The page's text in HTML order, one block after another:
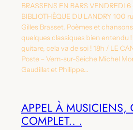
BRASSENS EN BARS VENDREDI
BIBLIOTHÈQUE DU LANDRY 100
Gilles Brasset. Poèmes et
quelques classiques bien entendu !
guitare, cela va de soi ! 18h / LE
Poste – Vern-sur-Seiche Michel
Gaudillat et Philippe…
APPEL À MUSICIENS,
COMPLET.. .